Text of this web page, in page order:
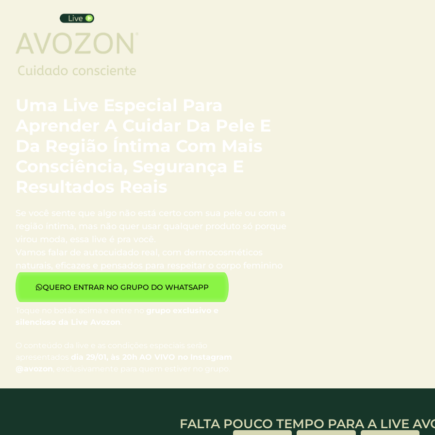
Uma Live Especial Para
Aprender A Cuidar Da Pele E
Da Região Íntima Com Mais
Consciência, Segurança E
Resultados Reais
Se você sente que algo não está certo com sua pele ou com a
região íntima, mas não quer usar qualquer produto só porque
virou moda, essa live é pra você.
Vamos falar de autocuidado real, com dermocosméticos
naturais, eficazes e pensados para respeitar o corpo feminino
QUERO ENTRAR NO GRUPO DO WHATSAPP
Toque no botão acima e entre no grupo exclusivo e
silencioso da Live Avozon
O conteúdo da live e as condições especiais serão
apresentados dia 29/01, às 20h AO VIVO no Instagram
@avozon , exclusivamente para quem estiver no grupo
FALTA POUCO TEMPO PARA A LIVE